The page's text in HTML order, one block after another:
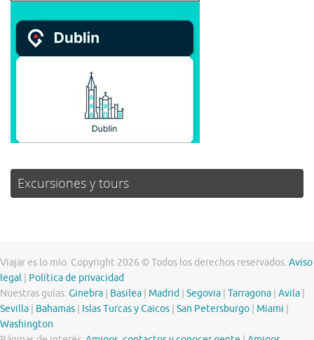
Excursiones y tours
Viajar es lo mío. Copyright 2026 © Todos los derechos reservados.Aviso
legal
Política de privacidad
Nuestras guías:Ginebra Basilea Madrid Segovia Tarragona Avila
Sevilla
Bahamas Islas Turcas y Caicos San Petersburgo Miami
Washington